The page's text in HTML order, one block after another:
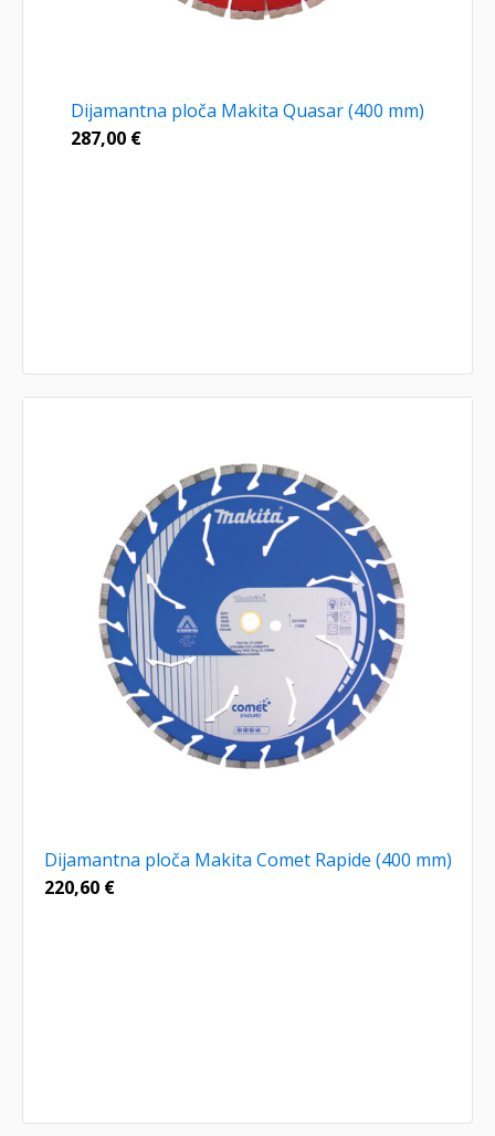
Dijamantna ploča Makita Quasar (400 mm)
287,00 €
Dijamantna ploča Makita Comet Rapide (400 mm)
220,60 €